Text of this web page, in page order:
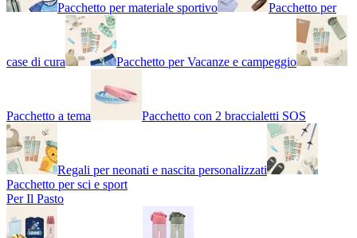
Pacchetto per materiale sportivo Pacchetto per
case di cura Pacchetto per Vacanze e campeggio
Pacchetto a tema Pacchetto con 2 braccialetti SOS
Regali per neonati e nascita personalizzati
Pacchetto per sci e sport
Per Il Pasto